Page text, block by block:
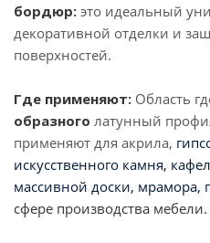
бордюр: это идеальный
декоративной отделки и
поверхностей.
Где применяют: Область
образного латунный
применяют для акрила,
искусственного камня,
массивной доски, мрамора,
сфере производства мебели.